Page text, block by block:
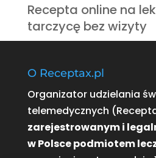
Recepta online na
tarczycę bez wizyty
O Receptax.pl
Organizator udzielania
telemedycznych
zarejestrowanym i
w Polsce podmiotem